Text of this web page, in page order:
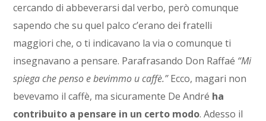
cercando di abbeverarsi dal verbo, però comunque
sapendo che su quel palco c’erano dei fratelli
maggiori che, o ti indicavano la via o comunque ti
insegnavano a pensare. Parafrasando Don Raffaé “Mi
spiega che penso e bevimmo u caffè.”Ecco, magari non
bevevamo il caffè, ma sicuramente De André ha
contribuito a pensare in un certo modo. Adesso il